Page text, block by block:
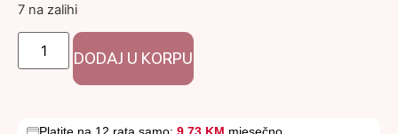
7 na zalihi
DODAJ U KORPU